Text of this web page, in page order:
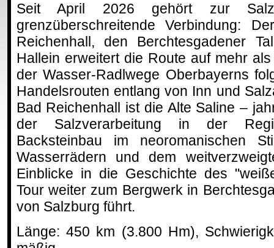
Seit April 2026 gehört zur
grenzüberschreitende Verbindung:
Reichenhall, den Berchtesgadener
Hallein erweitert die Route auf mehr
der Wasser-Radlwege Oberbayerns
Handelsrouten entlang von Inn und
Bad Reichenhall ist die Alte Saline –
der Salzverarbeitung in der
Backsteinbau im neoromanischen
Wasserrädern und dem
Einblicke in die Geschichte des
Tour weiter zum Bergwerk in
von Salzburg führt.
Länge: 450 km (3.800 Hm),